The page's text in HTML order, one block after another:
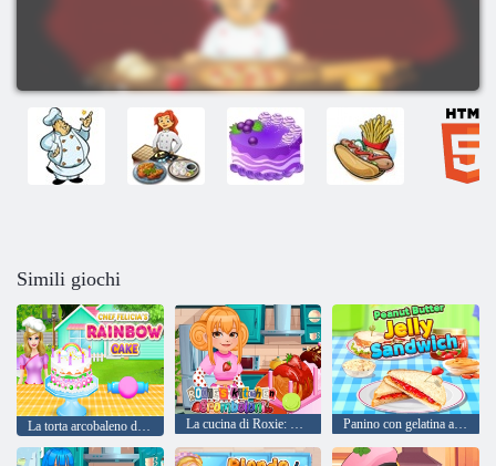
Simili giochi
La torta arcobaleno dello chef Felicia La cucina di Roxie: Cromboloni Panino con gelatina al burro di arachidi